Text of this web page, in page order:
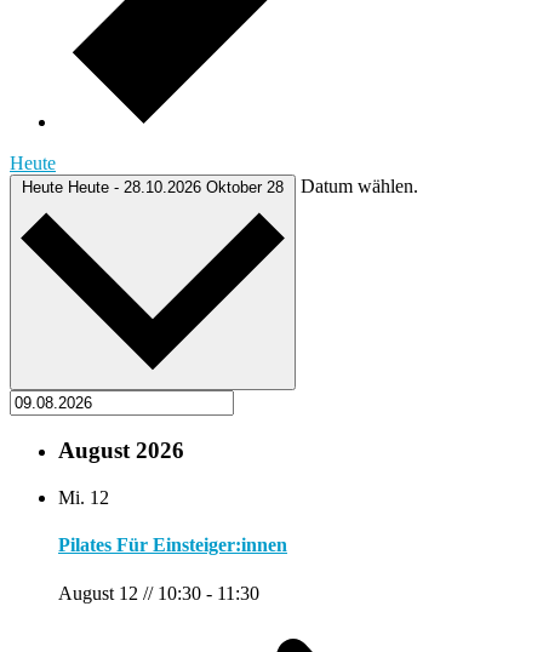
Heute
Heute Heute - 28.10.2026 Oktober 28 Datum wählen.
August 2026
Mi. 12
Pilates Für Einsteiger:innen
August 12 // 10:30 - 11:30